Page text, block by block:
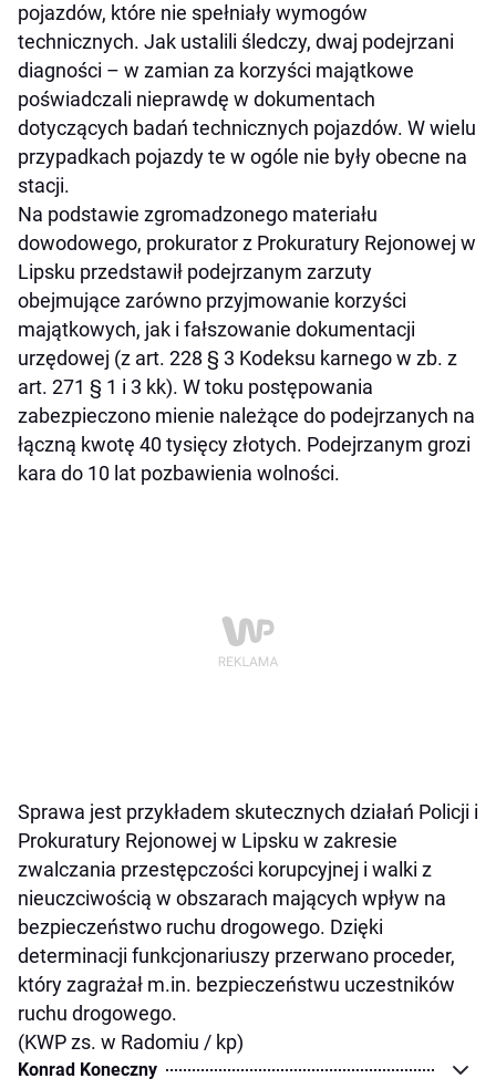
pojazdów, które nie spełniały wymogów
technicznych. Jak ustalili śledczy, dwaj podejrzani
diagności – w zamian za korzyści majątkowe
poświadczali nieprawdę w dokumentach
dotyczących badań technicznych pojazdów. W wielu
przypadkach pojazdy te w ogóle nie były obecne na
stacji.
Na podstawie zgromadzonego materiału
dowodowego, prokurator z Prokuratury Rejonowej w
Lipsku przedstawił podejrzanym zarzuty
obejmujące zarówno przyjmowanie korzyści
majątkowych, jak i fałszowanie dokumentacji
urzędowej (z art. 228 § 3 Kodeksu karnego w zb. z
art. 271 § 1 i 3 kk). W toku postępowania
zabezpieczono mienie należące do podejrzanych na
łączną kwotę 40 tysięcy złotych. Podejrzanym grozi
kara do 10 lat pozbawienia wolności.
Sprawa jest przykładem skutecznych działań Policji i
Prokuratury Rejonowej w Lipsku w zakresie
zwalczania przestępczości korupcyjnej i walki z
nieuczciwością w obszarach mających wpływ na
bezpieczeństwo ruchu drogowego. Dzięki
determinacji funkcjonariuszy przerwano proceder,
który zagrażał m.in. bezpieczeństwu uczestników
ruchu drogowego.
(KWP zs. w Radomiu / kp)
Konrad Koneczny